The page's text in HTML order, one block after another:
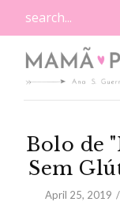
Bolo de
Sem
April 25, 2019